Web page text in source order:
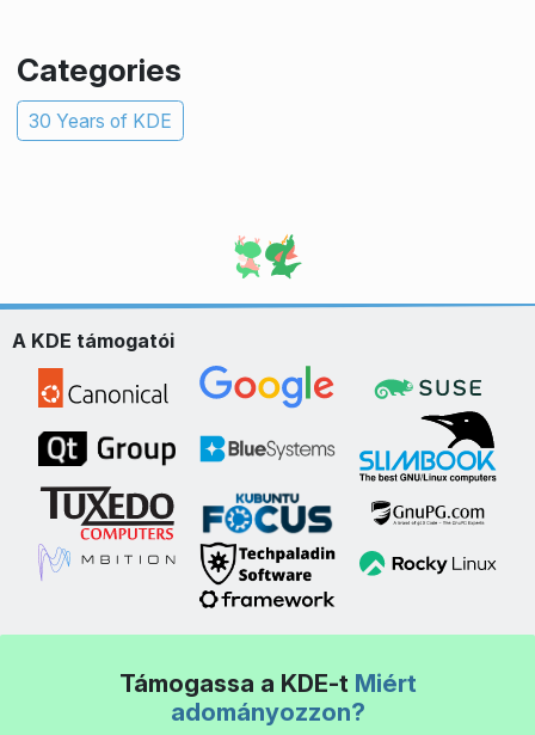
Categories
30 Years of KDE
A KDE támogatói
Támogassa a KDE-t Miért
adományozzon?